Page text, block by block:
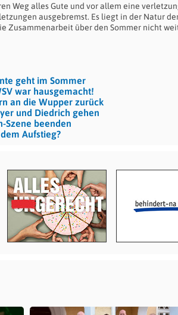
Weg alles Gute und vor allem eine
ausgebremst. Es liegt in der Natur
Zusammenarbeit über den Sommer nicht
geht im Sommer
war hausgemacht!
an die Wupper zurück
und Diedrich gehen
Szene beenden
Aufstieg?